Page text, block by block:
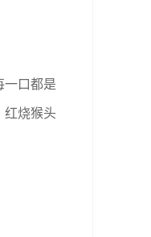
一口都是
红烧猴头